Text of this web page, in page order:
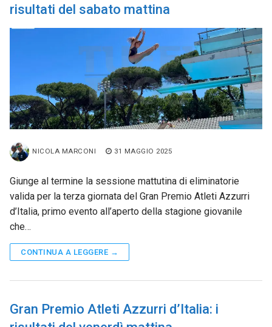
risultati del sabato mattina
NICOLA MARCONI 31 MAGGIO 2025
Giunge al termine la sessione mattutina di eliminatorie
valida per la terza giornata del Gran Premio Atleti Azzurri
d’Italia, primo evento all’aperto della stagione giovanile
che…
CONTINUA A LEGGERE →
Gran Premio Atleti Azzurri d’Italia: i